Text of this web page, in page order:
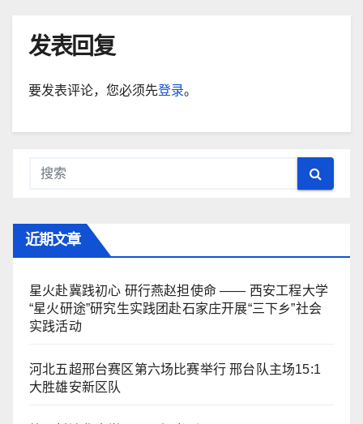
发表回复
要发表评论，您必须先登录。
近期文章
星火赴冀践初心 研行燕赵担使命 —— 西安工程大学
“星火研途”研究生实践团赴石家庄开展“三下乡”社会
实践活动
河北五超邢台赛区第六场比赛举行 邢台队主场15:1
大胜雄安新区队